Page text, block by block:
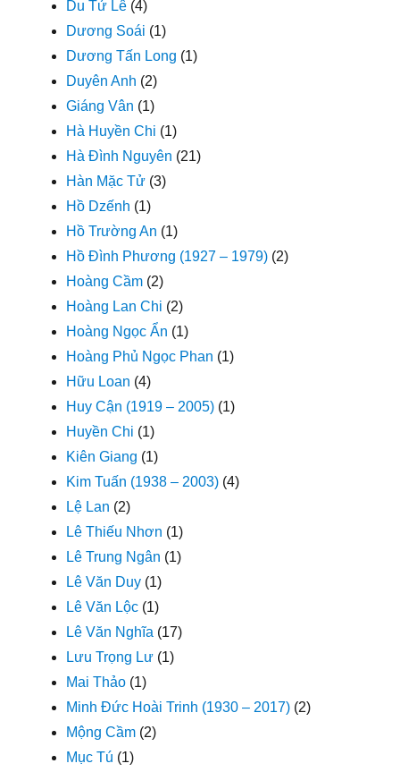
Du Tử Lê (4)
Dương Soái (1)
Dương Tấn Long (1)
Duyên Anh (2)
Giáng Vân (1)
Hà Huyền Chi (1)
Hà Đình Nguyên (21)
Hàn Mặc Tử (3)
Hồ Dzếnh (1)
Hồ Trường An (1)
Hồ Đình Phương (1927 – 1979) (2)
Hoàng Cầm (2)
Hoàng Lan Chi (2)
Hoàng Ngọc Ẩn (1)
Hoàng Phủ Ngọc Phan (1)
Hữu Loan (4)
Huy Cận (1919 – 2005) (1)
Huyền Chi (1)
Kiên Giang (1)
Kim Tuấn (1938 – 2003) (4)
Lệ Lan (2)
Lê Thiếu Nhơn (1)
Lê Trung Ngân (1)
Lê Văn Duy (1)
Lê Văn Lộc (1)
Lê Văn Nghĩa (17)
Lưu Trọng Lư (1)
Mai Thảo (1)
Minh Đức Hoài Trinh (1930 – 2017) (2)
Mộng Cầm (2)
Mục Tú (1)